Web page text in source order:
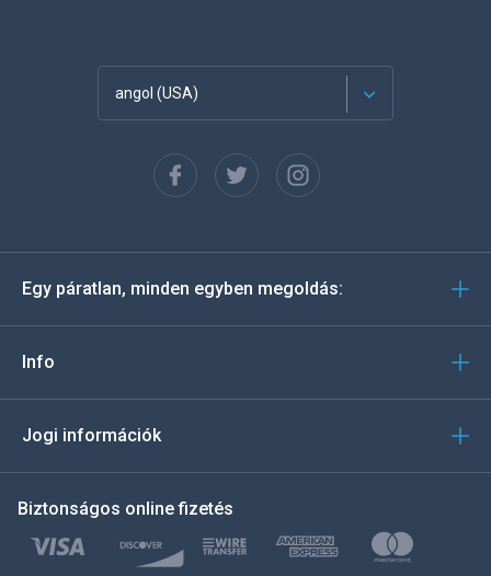
angol (USA)
Español
Deutsch
Türkçe
Polski
Egy páratlan, minden egyben megoldás:
Info
Jogi információk
Biztonságos online fizetés